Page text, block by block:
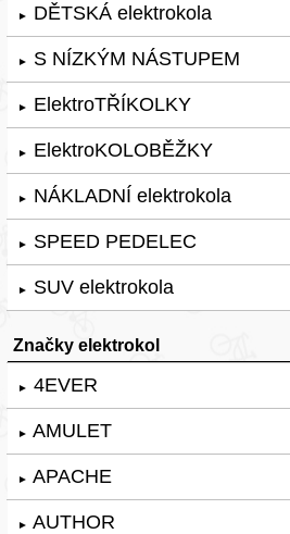
► DĚTSKÁ elektrokola
► S NÍZKÝM NÁSTUPEM
► ElektroTŘÍKOLKY
► ElektroKOLOBĚŽKY
► NÁKLADNÍ elektrokola
► SPEED PEDELEC
► SUV elektrokola
Značky elektrokol
► 4EVER
► AMULET
► APACHE
► AUTHOR